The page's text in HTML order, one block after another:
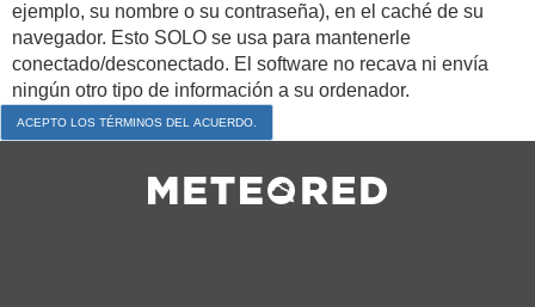
ejemplo, su nombre o su contraseña), en el caché de su
navegador. Esto SOLO se usa para mantenerle
conectado/desconectado. El software no recava ni envía
ningún otro tipo de información a su ordenador.